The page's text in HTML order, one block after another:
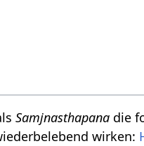
Samjnasthapana die
wirken: